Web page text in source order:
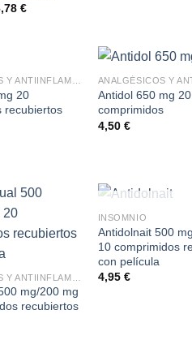
€
20
recubiertos
Antidol 650 mg 20
comprimidos
4,50 €
mg/200 mg
recubiertos
SIN
INSOMNIO
Antidolnait 500
10 comprimidos
con película
4,95 €